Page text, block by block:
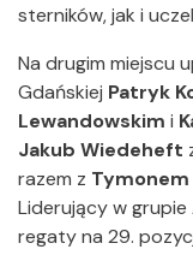
sterników, jak i
Na drugim miejscu
Gdańskiej Patryk
Lewandowskim i
Jakub Wiedeheft
razem z
Liderujący w grupie
regaty na 29.